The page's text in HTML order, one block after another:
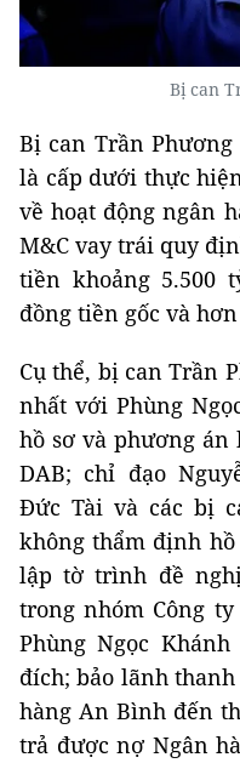
Bị can
Bị can Trần
là cấp dưới thực
về hoạt động ngân
M&C vay trái quy
tiền khoảng 5.500
đồng tiền gốc và
Cụ thể, bị can Trần
nhất với Phùng
hồ sơ và phương
DAB; chỉ đạo
Đức Tài và các bị
không thẩm định
lập tờ trình đề
trong nhóm Công
Phùng Ngọc
đích; bảo lãnh
hàng An Bình đến
trả được nợ Ngân